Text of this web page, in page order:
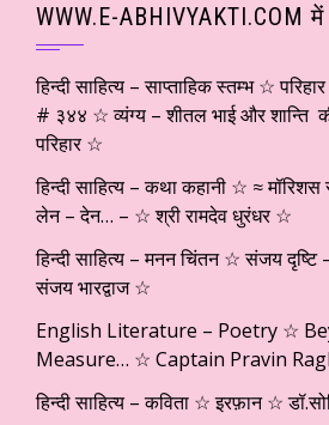
WWW.E-ABHIVYAKTI.COM
हिन्दी साहित्य – साप्ताहिक स्तम्भ ☆
# ३४४ ☆ व्यंग्य – शीतल भाई और शान्ति
परिहार ☆
हिन्दी साहित्य – कथा कहानी ☆ ≈
लेन – देन… – ☆ श्री रामदेव धुरंधर ☆
हिन्दी साहित्य – मनन चिंतन ☆ संजय
संजय भारद्वाज ☆
English Literature – Poetry ☆
Measure… ☆ Captain Pravin
हिन्दी साहित्य – कविता ☆ इरफ़ान ☆